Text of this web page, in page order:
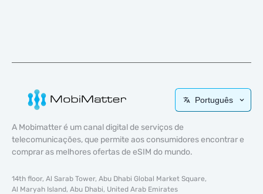
Português
A Mobimatter é um canal digital de serviços de
telecomunicações, que permite aos consumidores encontrar e
comprar as melhores ofertas de eSIM do mundo.
14th floor, Al Sarab Tower, Abu Dhabi Global Market Square,
Al Maryah Island, Abu Dhabi, United Arab Emirates